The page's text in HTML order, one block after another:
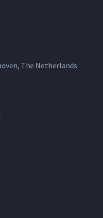
The Netherlands